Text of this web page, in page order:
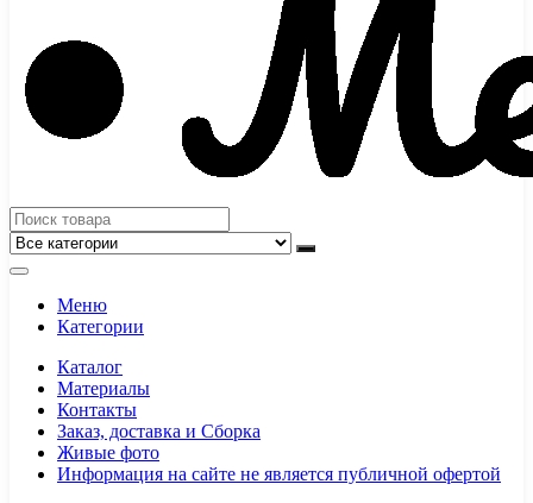
Меню
Категории
Каталог
Материалы
Контакты
Заказ, доставка и Сборка
Живые фото
Информация на сайте не является публичной офертой